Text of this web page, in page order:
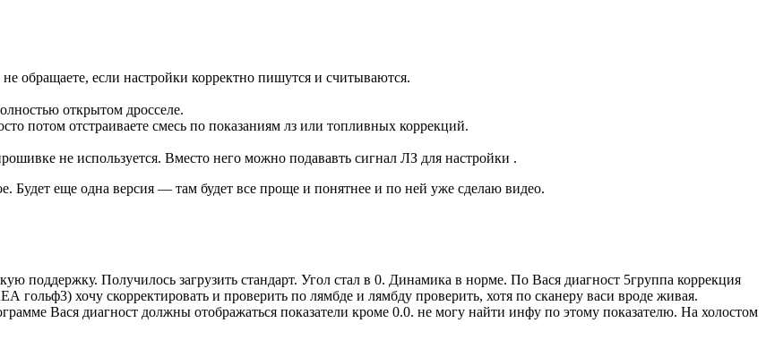
обращаете, если настройки корректно пишутся и считываются.
открытом дросселе.
потом отстраиваете смесь по показаниям лз или топливных коррекций.
не используется. Вместо него можно подававть сигнал ЛЗ для настройки .
Будет еще одна версия — там будет все проще и понятнее и по ней уже сделаю видео.
поддержку. Получилось загрузить стандарт. Угол стал в 0. Динамика в норме. По Вася диагност 5группа коррекция
хочу скорректировать и проверить по лямбде и лямбду проверить, хотя по сканеру васи вроде живая.
Вася диагност должны отображаться показатели кроме 0.0. не могу найти инфу по этому показателю. На холостом